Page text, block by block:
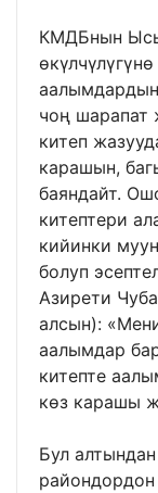
КМДБнын
чоң шарапат
китеп
карашын,
баяндайт.
китептери
кийинки
болуп
Азирети
алсын):
аалымдар
китепте
көз карашы
Бул